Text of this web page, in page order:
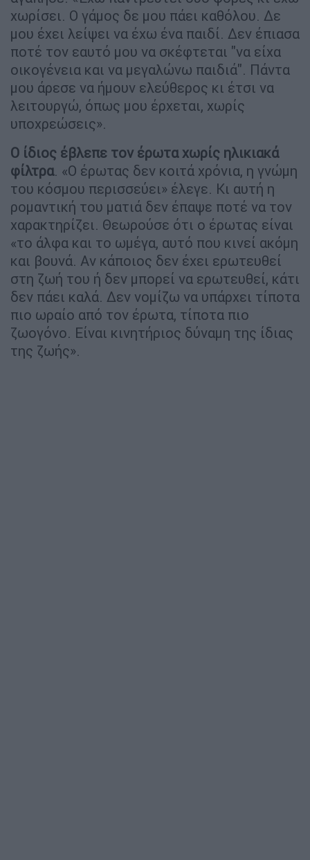
χωρίσει. Ο γάμος δε μου πάει καθόλου. Δε
μου έχει λείψει να έχω ένα παιδί. Δεν έπιασα
ποτέ τον εαυτό μου να σκέφτεται "να είχα
οικογένεια και να μεγαλώνω παιδιά". Πάντα
μου άρεσε να ήμουν ελεύθερος κι έτσι να
λειτουργώ, όπως μου έρχεται, χωρίς
υποχρεώσεις».
Ο ίδιος έβλεπε τον έρωτα χωρίς ηλικιακά
φίλτρα. «Ο έρωτας δεν κοιτά χρόνια, η γνώμη
του κόσμου περισσεύει» έλεγε. Κι αυτή η
ρομαντική του ματιά δεν έπαψε ποτέ να τον
χαρακτηρίζει. Θεωρούσε ότι ο έρωτας είναι
«το άλφα και το ωµέγα, αυτό που κινεί ακόµη
και βουνά. Αν κάποιος δεν έχει ερωτευθεί
στη ζωή του ή δεν µπορεί να ερωτευθεί, κάτι
δεν πάει καλά. Δεν νοµίζω να υπάρχει τίποτα
πιο ωραίο από τον έρωτα, τίποτα πιο
ζωογόνο. Είναι κινητήριος δύναµη της ίδιας
της ζωής».